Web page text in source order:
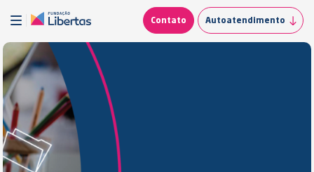
Contato Autoatendimento